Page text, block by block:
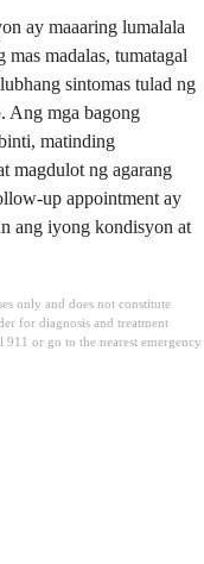
ay maaaring lumalala
madalas, tumatagal
sintomas tulad ng
Ang mga bagong
matinding
magdulot ng agarang
up appointment ay
ang iyong kondisyon at
only and does not constitute
for diagnosis and treatment
or go to the nearest emergency